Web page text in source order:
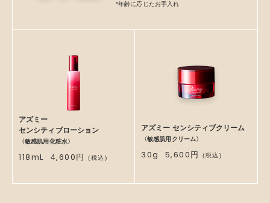
*年齢に応じたお手入れ
アズミー
センシティブローション
〈敏感肌用化粧水〉
118mL 4,600円 (税込)
アズミー センシティブクリーム
〈敏感肌用クリーム〉
30g 5,600円 (税込)